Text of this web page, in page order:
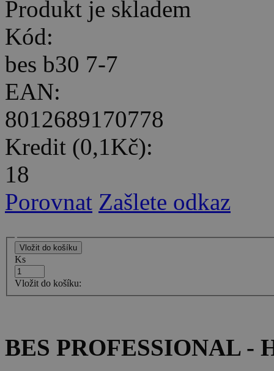
Produkt je skladem
Kód:
bes b30 7-7
EAN:
8012689170778
Kredit (0,1Kč):
18
Porovnat Zašlete odkaz
Ks
Vložit do košíku:
BES PROFESSIONAL -